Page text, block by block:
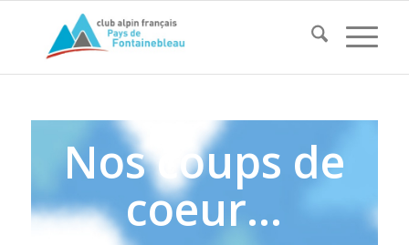
Nos coups de
coeur…